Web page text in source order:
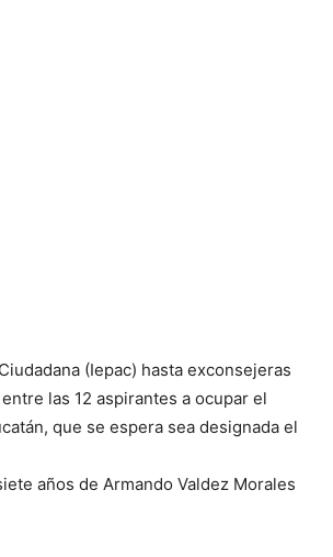
(Iepac) hasta exconsejeras
las 12 aspirantes a ocupar el
que se espera sea designada el
años de Armando Valdez Morales